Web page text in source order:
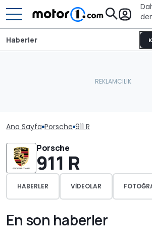
Haberler
Ana Sayfa Porsche 911 R
Porsche
911 R
HABERLER VIDEOLAR
En son haberler